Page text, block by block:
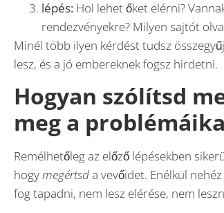
lépés: Hol lehet őket elérni?
rendezvényekre? Milyen sajtót
Minél több ilyen kérdést tudsz
lesz, és a jó embereknek fogsz hirdetni.
Hogyan szólítsd
meg a
Remélhetőleg az előző lépésekben
hogymegértsda vevőidet. Enélkül
fog tapadni, nem lesz elérése, nem